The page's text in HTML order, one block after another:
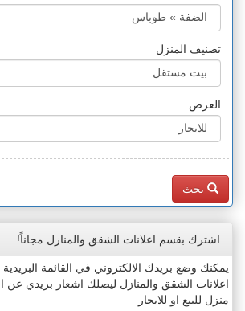
تصنيف المنزل
العرض
بحث
اشترك بقسم اعلانات الشقق والمنازل مجاناً!
يمكنك وضع بريدك الالكتروني في القائمة
اعلانات الشقق والمنازل ليصلك اشعار بريدي عن
منزل للبيع او للايجار